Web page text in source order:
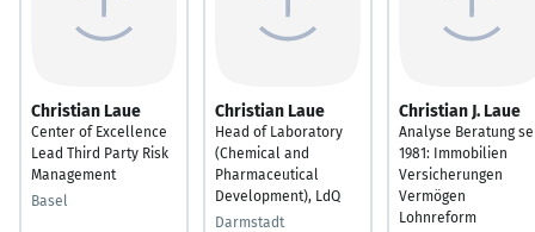
Christian Laue
Center of Excellence
Lead Third Party Risk
Management
Basel
Christian Laue
Head of Laboratory
(Chemical and
Pharmaceutical
Development), LdQ
Darmstadt
Christian J. Laue
Analyse Beratung
1981: Immobilien
Versicherungen
Vermögen
Lohnreform